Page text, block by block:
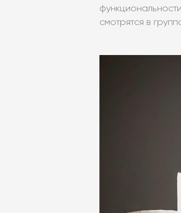
смотрятся в